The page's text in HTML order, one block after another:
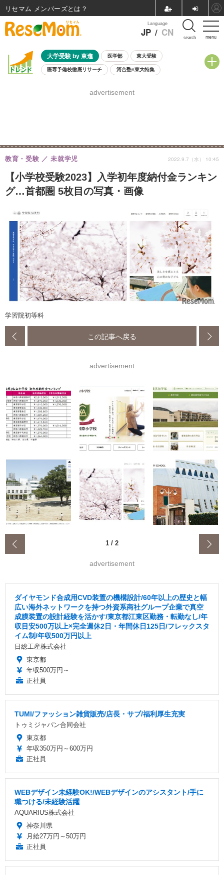
menu
Language
JP / CN search
大学受験 by 東進 医学部 東大受験
医専予備校徹底リサーチ 河合塾×東大特集
8月開催学校説明会・相談会
advertisement
【小学校受験2023】入学初年度納付金ランキン
グ…首都圏 5枚目の写真・画像
教育・受験 未就学児 2022.9.7（水） 10:45
学習院初等科
この記事へ戻る
advertisement
1 / 2
advertisement
ダイヤモンド合成用CVD装置の機構設計/60年以上の歴史と幅
広い海外ネットワークを持つ外資系商社グループ企業で真空
成膜装置の設計経験を活かす/東京都江東区勤務・転勤なし/年
収目安500万以上×完全週休2日・年間休日125日/フレックスタ
イム制/年収500万円以上
日総工産株式会社
東京都
年収500万円～
正社員
TUMI/ファッション雑貨販売/店長・サブ/福利厚生充実
トゥミジャパン合同会社
東京都
年収350万円～600万円
正社員
WEBデザイン未経験OK!/WEBデザインのアシスタント/手に
職つける/未経験活躍
AQUARIUS株式会社
神奈川県
月給27万円～50万円
正社員
リセマム メンバーズ